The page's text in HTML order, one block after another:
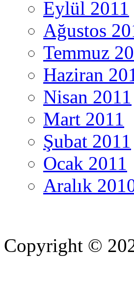
Eylül 2011
Ağustos
Temmuz
Haziran
Nisan 2011
Mart 2011
Şubat 2011
Ocak 2011
Aralık
Copyright ©